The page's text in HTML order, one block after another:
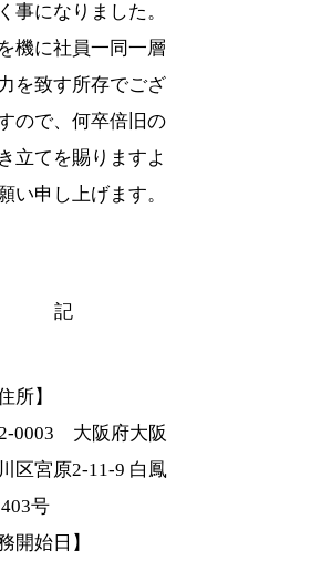
事になりました。
機に社員一同一層
を致す所存でござ
ので、何卒倍旧の
立てを賜りますよ
い申し上げます。
記
住所】
0003 大阪府大阪
区宮原2-11-9 白鳳
号
務開始日】